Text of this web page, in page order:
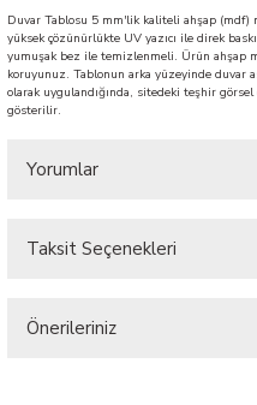
Duvar Tablosu 5 mm'lik kaliteli ahşap
yüksek çözünürlükte UV yazıcı ile direk
yumuşak bez ile temizlenmeli. Ürün ahşap
koruyunuz. Tablonun arka yüzeyinde duvar
olarak uygulandığında, sitedeki teşhir
gösterilir.
Yorumlar
Taksit Seçenekleri
Önerileriniz